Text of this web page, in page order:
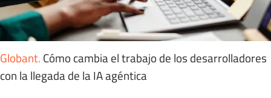
Globant. Cómo cambia el trabajo de los desarrolladores
con la llegada de la IA agéntica